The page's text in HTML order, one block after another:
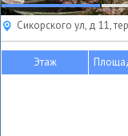
Сикорского ул, д 11,
Этаж